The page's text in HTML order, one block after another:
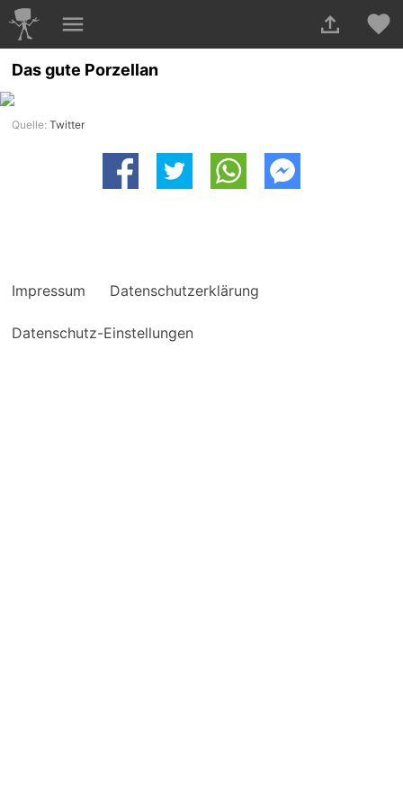
Das gute Porzellan
Quelle:Twitter
Impressum Datenschutzerklärung
Datenschutz-Einstellungen